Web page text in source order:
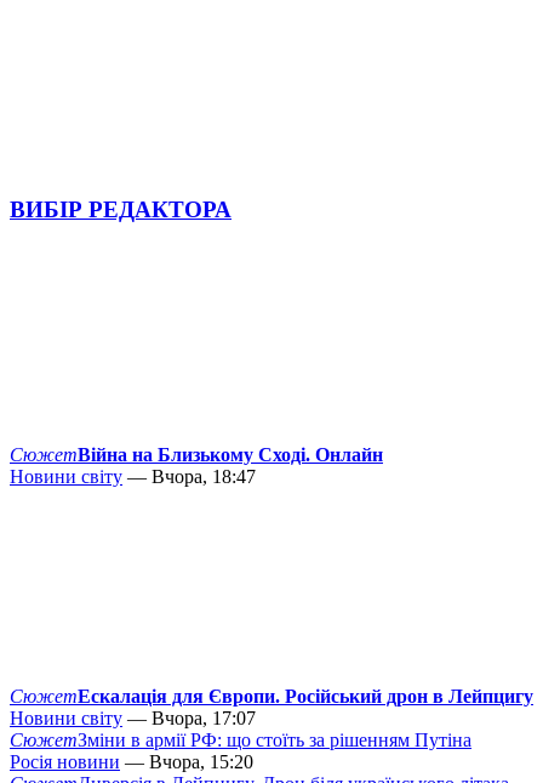
ВИБІР РЕДАКТОРА
СюжетВійна на Близькому Сході. Онлайн
Новини світу — Вчора, 18:47
СюжетЕскалація для Європи. Російський дрон в Лейпцигу
Новини світу — Вчора, 17:07
СюжетЗміни в армії РФ: що стоїть за рішенням Путіна
Росія новини — Вчора, 15:20